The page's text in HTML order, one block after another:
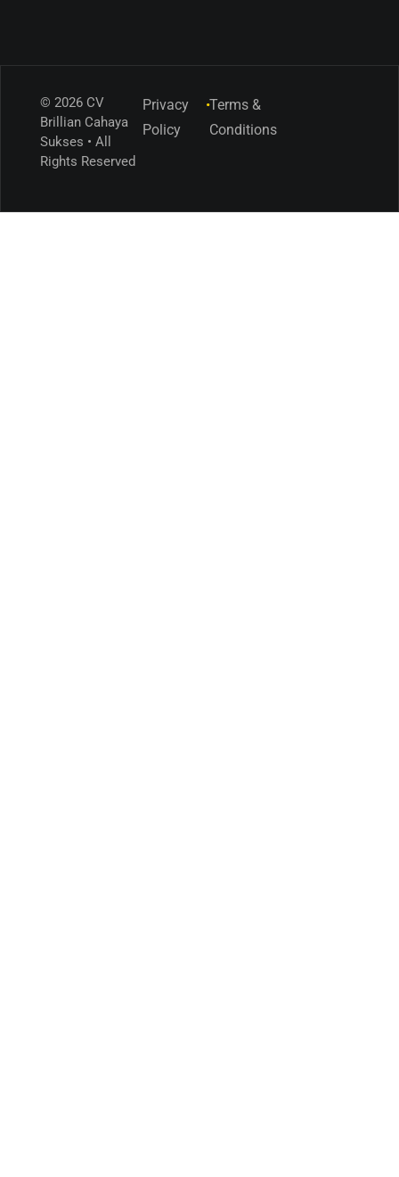
© 2026 CV
Brillian Cahaya
Sukses • All
Rights Reserved
Privacy
Policy
•Terms &
Conditions